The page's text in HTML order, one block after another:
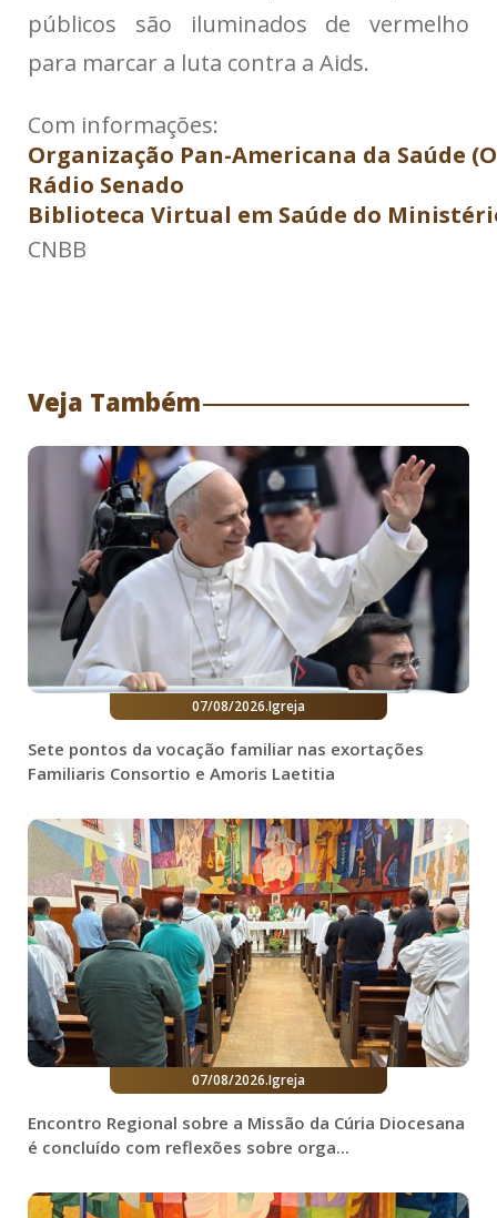
públicos são iluminados de vermelho
para marcar a luta contra a Aids.
Organização Pan-Americana da Saúde
Rádio Senado
Biblioteca Virtual em Saúde do
CNBB
Veja Também
07/08/2026.Igreja
Sete pontos da vocação familiar nas exortações
Familiaris Consortio e Amoris Laetitia
07/08/2026.Igreja
Encontro Regional sobre a Missão da Cúria Diocesana
é concluído com reflexões sobre orga...